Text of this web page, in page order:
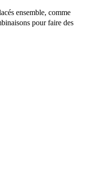
ensemble, comme
pour faire des